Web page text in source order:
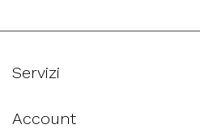
Servizi
Account